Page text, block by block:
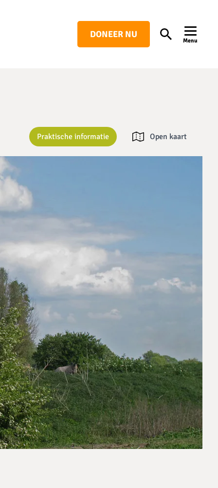
DONEER NU
Search Menu
Praktische informatie Open kaart